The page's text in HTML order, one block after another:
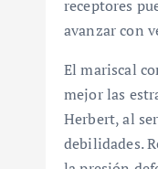
receptores
avanzar con
El mariscal
mejor las
Herbert, al
debilidades.